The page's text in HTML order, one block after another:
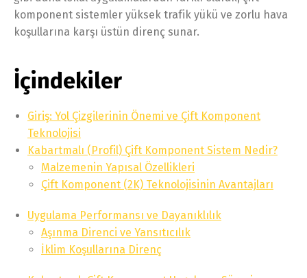
komponent sistemler yüksek trafik yükü ve zorlu hava
koşullarına karşı üstün direnç sunar.
İçindekiler
Giriş: Yol Çizgilerinin Önemi ve Çift Komponent
Teknolojisi
Kabartmalı (Profil) Çift Komponent Sistem Nedir?
Malzemenin Yapısal Özellikleri
Çift Komponent (2K) Teknolojisinin Avantajları
Uygulama Performansı ve Dayanıklılık
Aşınma Direnci ve Yansıtıcılık
İklim Koşullarına Direnç